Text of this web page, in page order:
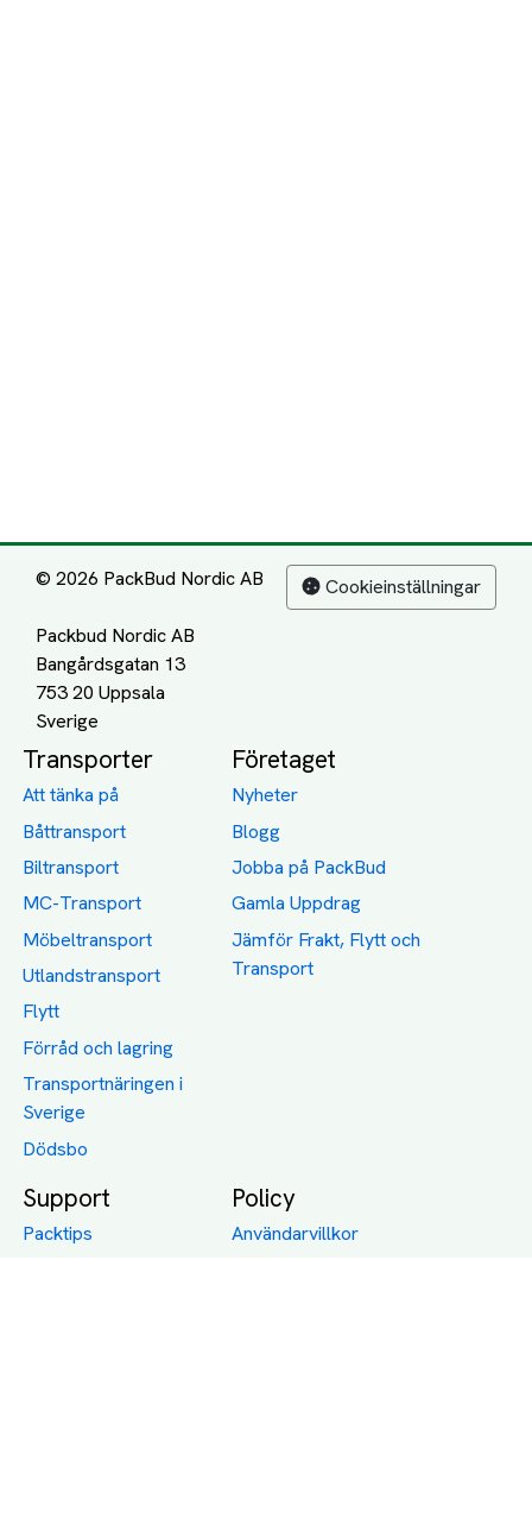
© 2026 PackBud Nordic AB
Packbud Nordic AB
Bangårdsgatan 13
753 20 Uppsala
Cookieinställningar
Transporter
Att tänka på
Båttransport
Biltransport
MC-Transport
Möbeltransport
Utlandstransport
Flytt
Förråd och lagring
Transportnäringen i
Sverige
Dödsbo
Företaget
Nyheter
Blogg
Jobba på PackBud
Gamla Uppdrag
Jämför Frakt, Flytt och
Transport
Support
Packtips
Policy
Användarvillkor